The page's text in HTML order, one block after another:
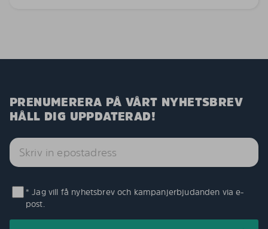
PRENUMERERA PÅ VÅRT NYHETSBREV
HÅLL DIG UPPDATERAD!
* Jag vill få nyhetsbrev och kampanjerbjudanden via e-
post.